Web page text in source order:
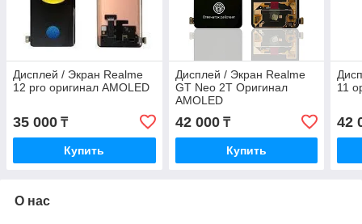
Дисплей / Экран Realme
12 pro оригинал AMOLED
35 000 ₸
Купить
Дисплей / Экран Realme
GT Neo 2T Оригинал
AMOLED
42 000₸
Купить
11
42
О нас